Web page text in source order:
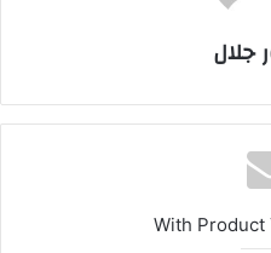
جلال
With Product